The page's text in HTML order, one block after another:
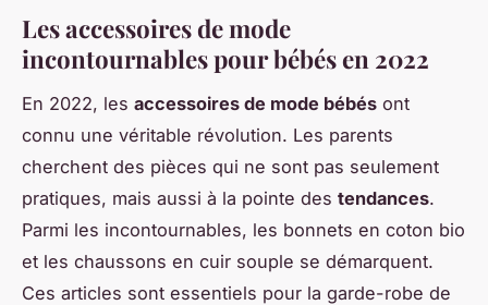
Les accessoires de mode
incontournables pour bébés en 2022
En 2022, les accessoires de mode bébés ont
connu une véritable révolution. Les parents
cherchent des pièces qui ne sont pas seulement
pratiques, mais aussi à la pointe des tendances.
Parmi les incontournables, les bonnets en coton bio
et les chaussons en cuir souple se démarquent.
Ces articles sont essentiels pour la garde-robe de